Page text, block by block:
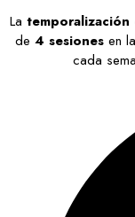
La temporalización
de 4 sesiones en
cada